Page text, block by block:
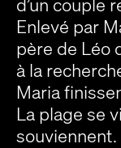
Enlevé par
père de Léo
à la
Maria
La plage se
souviennent.